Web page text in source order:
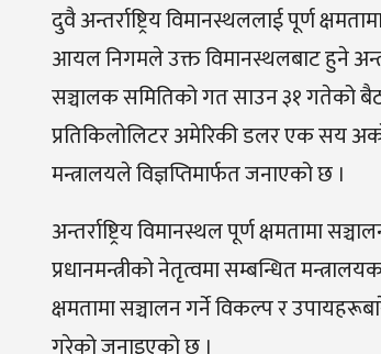
दुवै अन्तर्राष्ट्रिय विमानस्थललाई पूर्ण
आयल निगमले उक्त विमानस्थलबाट हुने
सञ्चालक समितिको गत साउन ३१ गतेको
प्रतिकिलोलिटर अमेरिकी डलर एक सय
मन्त्रालयले विज्ञप्तिमार्फत जनाएको छ ।
अन्तर्राष्ट्रिय विमानस्थल पूर्ण क्षमतामा
प्रधानमन्त्रीको नेतृत्वमा सम्बन्धित
क्षमतामा सञ्चालन गर्ने विकल्प र